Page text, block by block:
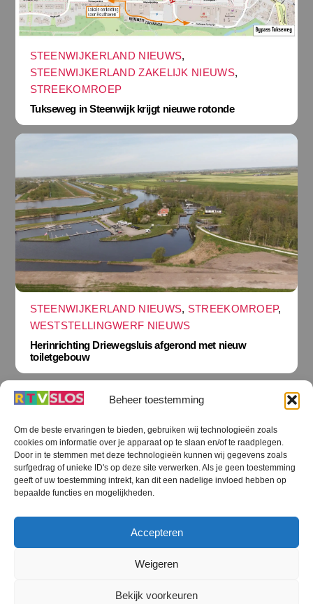
Beheer toestemming
Om de beste ervaringen te bieden, gebruiken wij technologieën zoals
cookies om informatie over je apparaat op te slaan en/of te raadplegen.
Door in te stemmen met deze technologieën kunnen wij gegevens zoals
surfgedrag of unieke ID's op deze site verwerken. Als je geen toestemming
geeft of uw toestemming intrekt, kan dit een nadelige invloed hebben op
bepaalde functies en mogelijkheden.
Accepteren
Weigeren
Bekijk voorkeuren
STEENWIJKERLAND NIEUWS,
STEENWIJKERLAND ZAKELIJK NIEUWS,
STREEKOMROEP
Tukseweg in Steenwijk krijgt nieuwe rotonde
STEENWIJKERLAND NIEUWS, STREEKOMROEP,
WESTSTELLINGWERF NIEUWS
Herinrichting Driewegsluis afgerond met nieuw
toiletgebouw
Terug
naar
boven
RTV SLOS
RTV SLOS ANBI